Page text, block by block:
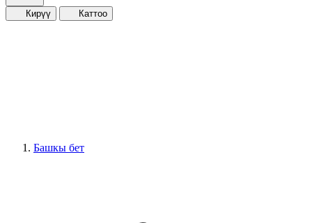
Кирүү Каттоо
Башкы бет